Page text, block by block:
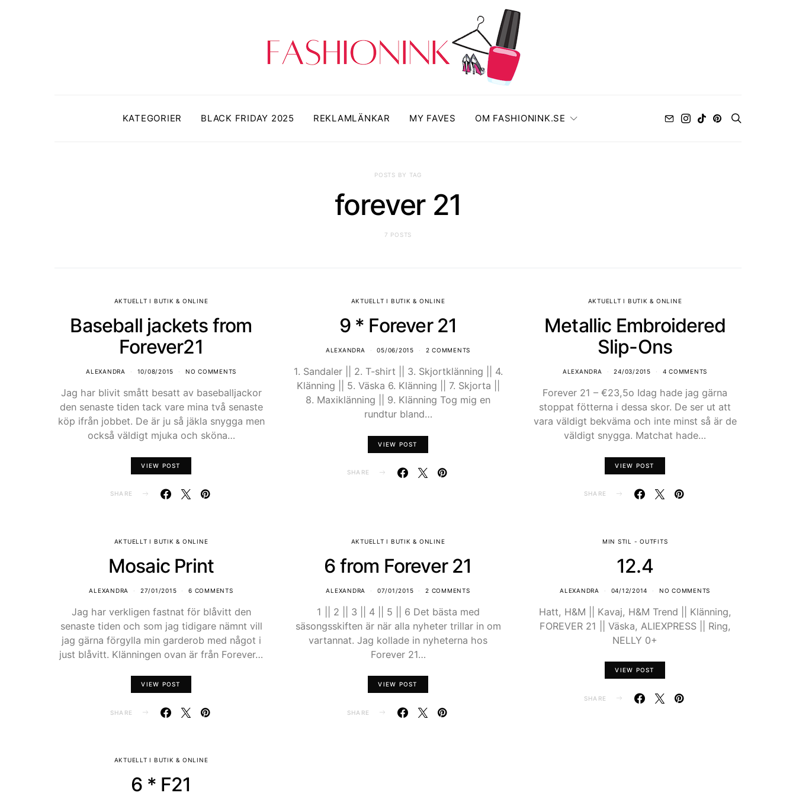
KATEGORIER BLACK FRIDAY 2025 REKLAMLÄNKAR MY FAVES OM FASHIONINK.SE
POSTS BY TAG
forever 21
7 POSTS
AKTUELLT I BUTIK & ONLINE
Baseball jackets from
Forever21
ALEXANDRA 10/08/2015 NO COMMENTS
Jag har blivit smått besatt av baseballjackor
den senaste tiden tack vare mina två senaste
köp ifrån jobbet. De är ju så jäkla snygga men
också väldigt mjuka och sköna…
VIEW POST
SHARE
AKTUELLT I BUTIK & ONLINE
9 * Forever 21
ALEXANDRA 05/06/2015 2 COMMENTS
1. Sandaler || 2. T-shirt || 3. Skjortklänning || 4.
Klänning || 5. Väska 6. Klänning || 7. Skjorta ||
8. Maxiklänning || 9. Klänning Tog mig en
rundtur bland…
VIEW POST
SHARE
AKTUELLT I BUTIK & ONLINE
Metallic Embroidered
Slip-Ons
ALEXANDRA 24/03/2015 4 COMMENTS
Forever 21 – €23,5o Idag hade jag gärna
stoppat fötterna i dessa skor. De ser ut att
vara väldigt bekväma och inte minst så är de
väldigt snygga. Matchat hade…
VIEW POST
SHARE
AKTUELLT I BUTIK & ONLINE
Mosaic Print
ALEXANDRA 27/01/2015 6 COMMENTS
Jag har verkligen fastnat för blåvitt den
senaste tiden och som jag tidigare nämnt vill
jag gärna förgylla min garderob med något i
just blåvitt. Klänningen ovan är från Forever…
VIEW POST
SHARE
AKTUELLT I BUTIK & ONLINE
6 from Forever 21
ALEXANDRA 07/01/2015 2 COMMENTS
1 || 2 || 3 || 4 || 5 || 6 Det bästa med
säsongsskiften är när alla nyheter trillar in om
vartannat. Jag kollade in nyheterna hos
Forever 21…
VIEW POST
SHARE
MIN STIL - OUTFITS
12.4
ALEXANDRA 04/12/2014 NO COMMENTS
Hatt, H&M || Kavaj, H&M Trend || Klänning,
FOREVER 21 || Väska, ALIEXPRESS || Ring,
NELLY 0+
VIEW POST
SHARE
AKTUELLT I BUTIK & ONLINE
6 * F21